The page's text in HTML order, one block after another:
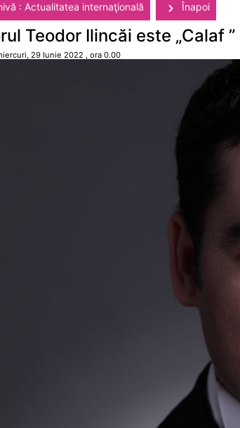
: Actualitatea internaţională Înapoi
Teodor Ilincăi este „Calaf
29 Iunie 2022 , ora 0.00